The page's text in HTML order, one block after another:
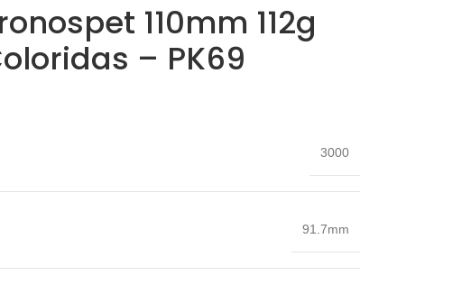
110mm 112g
– PK69
3000
91.7mm